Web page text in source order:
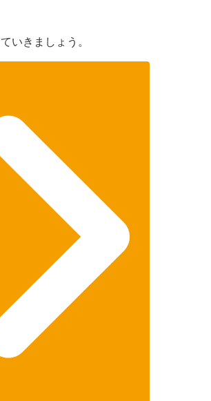
いきましょう。